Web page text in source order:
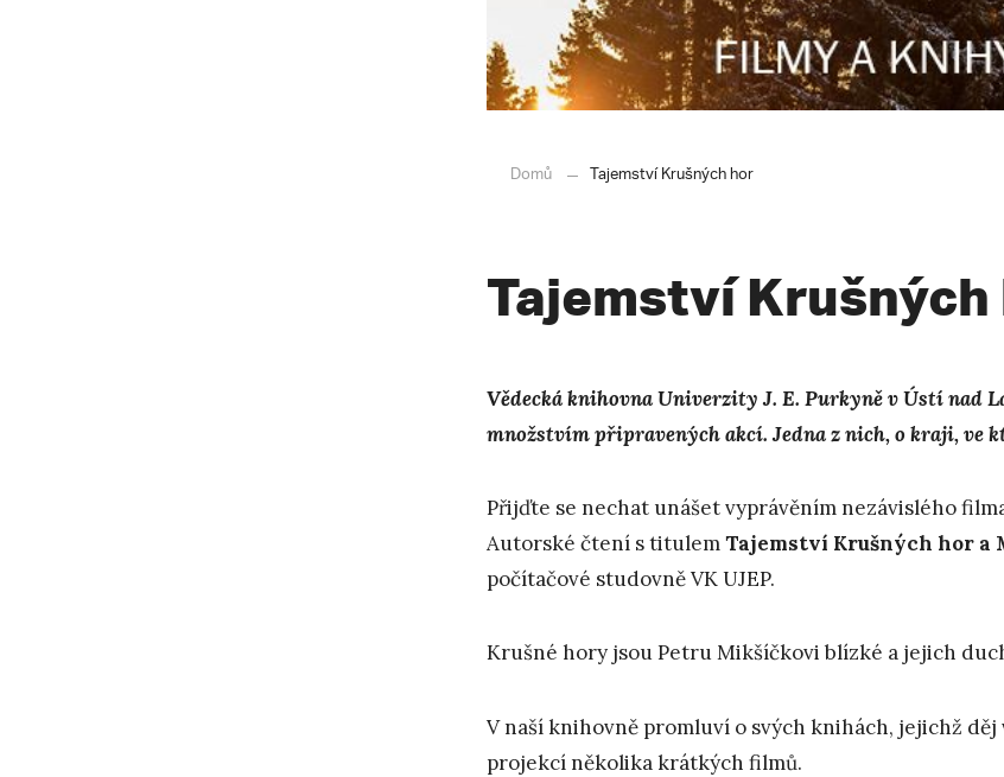
Domů Tajemství Krušných hor
Tajemství Krušných
Vědecká knihovna Univerzity J. E. Purkyně v Ústí nad
množstvím připravených akcí. Jedna z nich, o kraji, ve
Přijďte se nechat unášet vyprávěním nezávislého
Autorské čtení s titulemTajemství Krušných hor a
počítačové studovně VK UJEP.
Krušné hory jsou Petru Mikšíčkovi blízké a jejich
V naší knihovně promluví o svých knihách, jejichž
projekcí několika krátkých filmů.